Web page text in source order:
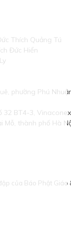
Thích Quảng Tú
Đức Hiển
phường Phú
32 BT4-3,
Mỗ, thành phố Hà
của Báo Phật Giáo